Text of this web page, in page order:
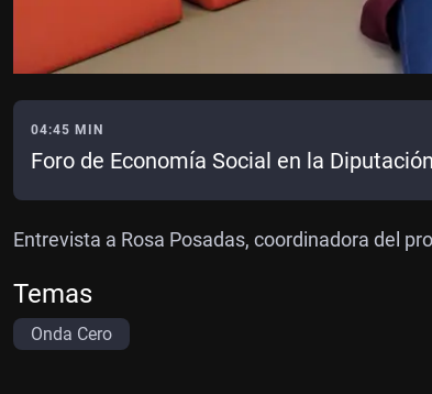
04:45 MIN
Foro de Economía Social en la
Entrevista a Rosa Posadas, coordinadora del
Temas
Onda Cero